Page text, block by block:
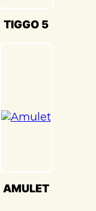
TIGGO
TIGGO 5
AMULET